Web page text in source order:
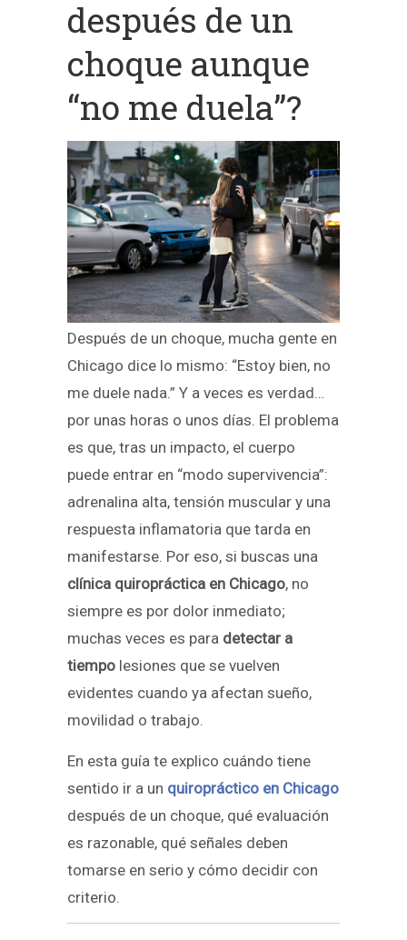
después de un
choque aunque
“no me duela”?
Después de un choque, mucha gente en
Chicago dice lo mismo: “Estoy bien, no
me duele nada.” Y a veces es verdad…
por unas horas o unos días. El problema
es que, tras un impacto, el cuerpo
puede entrar en “modo supervivencia”:
adrenalina alta, tensión muscular y una
respuesta inflamatoria que tarda en
manifestarse. Por eso, si buscas una
clínica quiropráctica en Chicago, no
siempre es por dolor inmediato;
muchas veces es para detectar a
tiempo lesiones que se vuelven
evidentes cuando ya afectan sueño,
movilidad o trabajo.
En esta guía te explico cuándo tiene
sentido ir a un quiropráctico en Chicago
después de un choque, qué evaluación
es razonable, qué señales deben
tomarse en serio y cómo decidir con
criterio.